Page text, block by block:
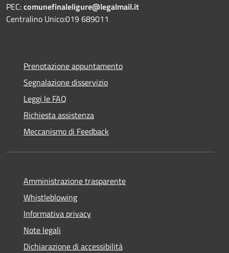
PEC:comunefinaleligure@legalmail.it
Centralino Unico:019 689011
Prenotazione appuntamento
Segnalazione disservizio
Leggi le FAQ
Richiesta assistenza
Meccanismo di Feedback
Amministrazione trasparente
Whistleblowing
Informativa privacy
Note legali
Dichiarazione di accessibilità